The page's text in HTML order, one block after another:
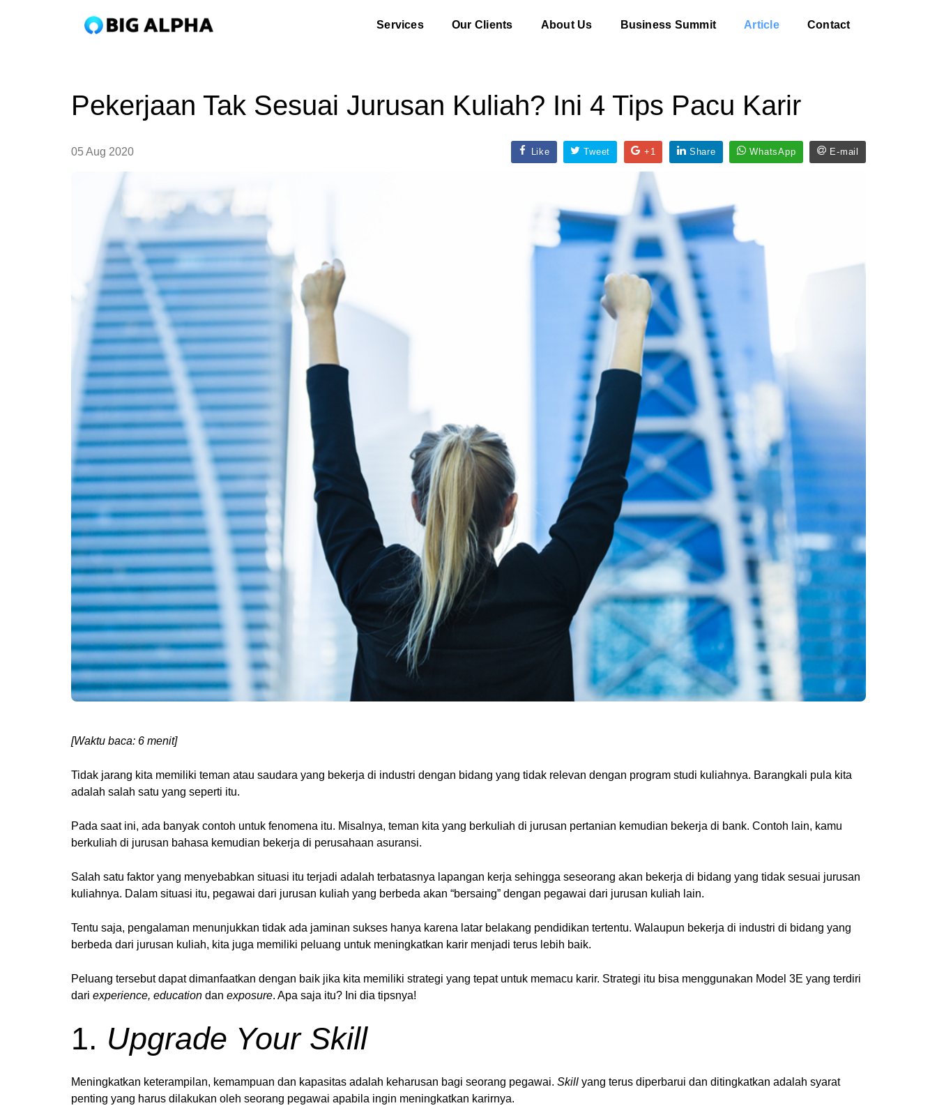
Services Our Clients About Us Business Summit Article Contact
Pekerjaan Tak Sesuai Jurusan Kuliah? Ini 4 Tips Pacu Karir
05 Aug 2020 Like Tweet +1 Share WhatsApp E-mail
[Waktu baca: 6 menit]
Tidak jarang kita memiliki teman atau saudara yang bekerja di industri dengan bidang yang tidak relevan dengan program studi kuliahnya. Barangkali pula kita
adalah salah satu yang seperti itu.
Pada saat ini, ada banyak contoh untuk fenomena itu. Misalnya, teman kita yang berkuliah di jurusan pertanian kemudian bekerja di bank. Contoh lain, kamu
berkuliah di jurusan bahasa kemudian bekerja di perusahaan asuransi.
Salah satu faktor yang menyebabkan situasi itu terjadi adalah terbatasnya lapangan kerja sehingga seseorang akan bekerja di bidang yang tidak sesuai jurusan
kuliahnya. Dalam situasi itu, pegawai dari jurusan kuliah yang berbeda akan “bersaing” dengan pegawai dari jurusan kuliah lain.
Tentu saja, pengalaman menunjukkan tidak ada jaminan sukses hanya karena latar belakang pendidikan tertentu. Walaupun bekerja di industri di bidang yang
berbeda dari jurusan kuliah, kita juga memiliki peluang untuk meningkatkan karir menjadi terus lebih baik.
Peluang tersebut dapat dimanfaatkan dengan baik jika kita memiliki strategi yang tepat untuk memacu karir. Strategi itu bisa menggunakan Model 3E yang terdiri
dari experience, education dan exposure. Apa saja itu? Ini dia tipsnya!
1. Upgrade Your Skill
Meningkatkan keterampilan, kemampuan dan kapasitas adalah keharusan bagi seorang pegawai. Skill yang terus diperbarui dan ditingkatkan adalah syarat
penting yang harus dilakukan oleh seorang pegawai apabila ingin meningkatkan karirnya.